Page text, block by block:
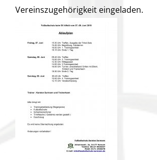
Vereinszugehörigkeit eingeladen.